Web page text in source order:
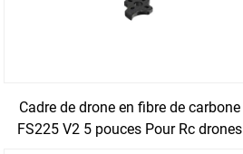
Cadre de drone en fibre de carbone
FS225 V2 5 pouces Pour Rc drones